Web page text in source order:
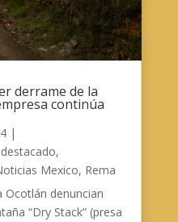
derrame de la
continúa
|
destacado,
Mexico, Rema
Ocotlán denuncian
“Dry Stack” (presa